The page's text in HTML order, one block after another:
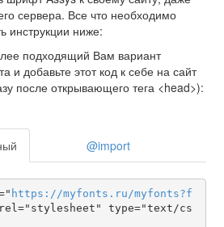
сервера. Все что необходимо
инструкции ниже:
подходящий Вам вариант
и добавьте этот код к себе на сайт
после открывающего тега <head>):
@import
https ://myfonts . ru/myfonts?f
type="text/cs